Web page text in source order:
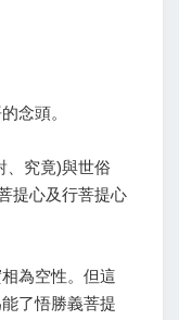
念頭。
、究竟)與世俗
提心及行菩提心
為空性。但這
了悟勝義菩提